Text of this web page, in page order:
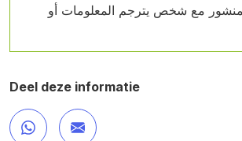
مع شخص يترجم المعلومات أو
Deel deze informatie